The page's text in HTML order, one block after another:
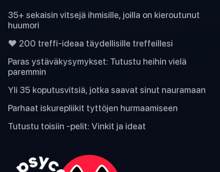
35+ sekaisin vitsejä ihmisille, joilla on kieroutunut
huumori
❤️ 200 treffi-ideaa täydellisille treffeillesi
Paras ystäväkysymykset: Tutustu heihin vielä
paremmin
Yli 35 koputusvitsiä, jotka saavat sinut nauramaan
Parhaat iskurepliikit tyttöjen hurmaamiseen
Tutustu toisiin -pelit: Vinkit ja ideat